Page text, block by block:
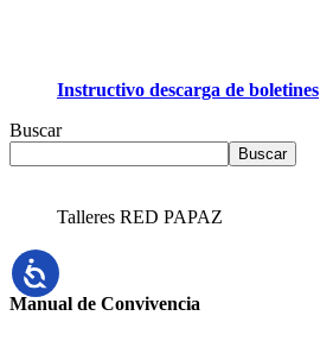
Instructivo descarga de boletines
Buscar
Buscar
Talleres RED PAPAZ
Manual de Convivencia